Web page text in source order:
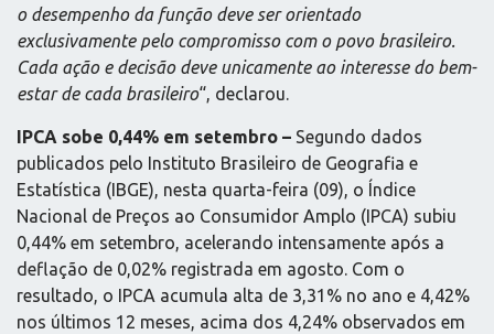
o desempenho da função deve ser orientado
exclusivamente pelo compromisso com o povo brasileiro.
Cada ação e decisão deve unicamente ao interesse do bem-
estar de cada brasileiro“, declarou.
IPCA sobe 0,44% em setembro – Segundo dados
publicados pelo Instituto Brasileiro de Geografia e
Estatística (IBGE), nesta quarta-feira (09), o Índice
Nacional de Preços ao Consumidor Amplo (IPCA) subiu
0,44% em setembro, acelerando intensamente após a
deflação de 0,02% registrada em agosto. Com o
resultado, o IPCA acumula alta de 3,31% no ano e 4,42%
nos últimos 12 meses, acima dos 4,24% observados em